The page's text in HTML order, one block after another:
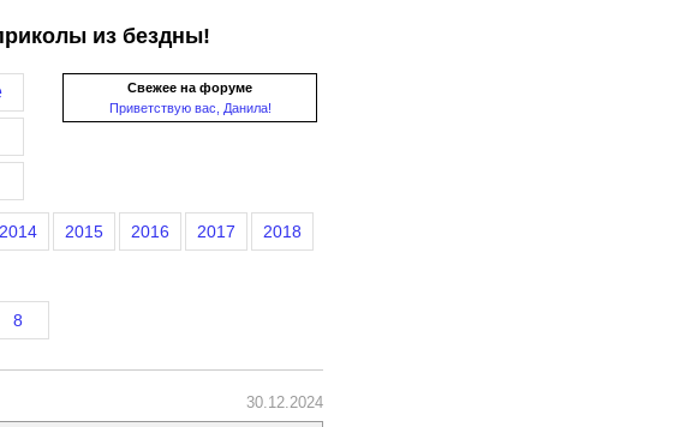
из бездны!
Свежее на форуме
Приветствую вас, Данила!
2014 2015 2016 2017 2018
8
30.12.2024